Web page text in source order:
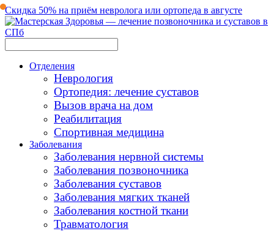
Скидка 50% на приём невролога или ортопеда в августе
Отделения
Неврология
Ортопедия: лечение суставов
Вызов врача на дом
Реабилитация
Спортивная медицина
Заболевания
Заболевания нервной системы
Заболевания позвоночника
Заболевания суставов
Заболевания мягких тканей
Заболевания костной ткани
Травматология